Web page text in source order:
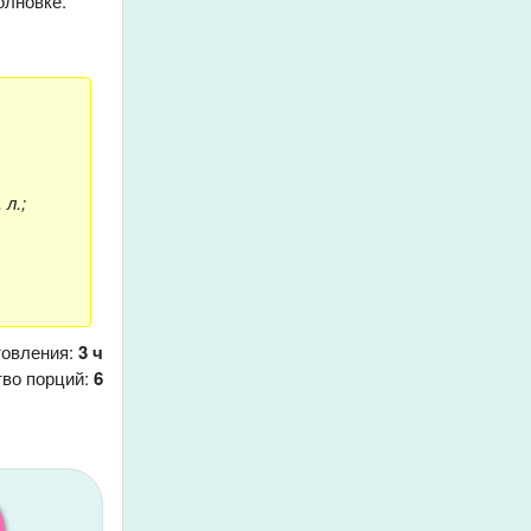
л.;
3 ч
порций: 6